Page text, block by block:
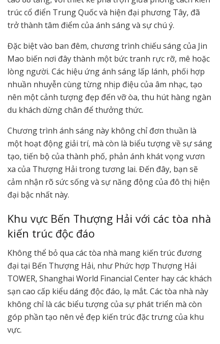
trúc cổ điển Trung Quốc và hiện đại phương Tây, đã
trở thành tâm điểm của ánh sáng và sự chú ý.
Đặc biệt vào ban đêm, chương trình chiếu sáng của Jin
Mao biến nơi đây thành một bức tranh rực rỡ, mê hoặc
lòng người. Các hiệu ứng ánh sáng lấp lánh, phối hợp
nhuần nhuyễn cùng từng nhịp điệu của âm nhạc, tạo
nên một cảnh tượng đẹp đến vỡ òa, thu hút hàng ngàn
du khách dừng chân để thưởng thức.
Chương trình ánh sáng này không chỉ đơn thuần là
một hoạt động giải trí, mà còn là biểu tượng về sự sáng
tạo, tiến bộ của thành phố, phản ánh khát vọng vươn
xa của Thượng Hải trong tương lai. Đến đây, bạn sẽ
cảm nhận rõ sức sống và sự năng động của đô thị hiện
đại bậc nhất này.
Khu vực Bến Thượng Hải với các tòa nhà
kiến trúc độc đáo
Không thể bỏ qua các tòa nhà mang kiến trúc đương
đại tại Bến Thượng Hải, như Phức hợp Thượng Hải
TOWER, Shanghai World Financial Center hay các khách
sạn cao cấp kiểu dáng độc đáo, lạ mắt. Các tòa nhà này
không chỉ là các biểu tượng của sự phát triển mà còn
góp phần tạo nên vẻ đẹp kiến trúc đặc trưng của khu
vực.